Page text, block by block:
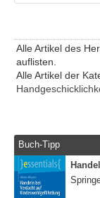
Alle Artikel des
auflisten.
Alle Artikel der
Buch-Tipp